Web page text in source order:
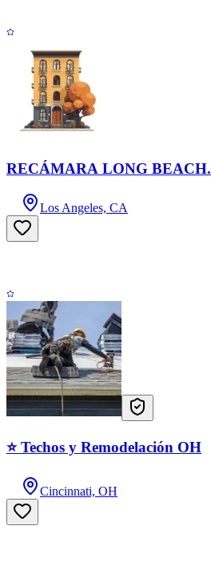
RECÁMARA LONG BEACH.
Los Angeles, CA
⭐ Techos y Remodelación OH
Cincinnati, OH